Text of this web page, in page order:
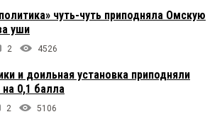
чуть-чуть приподняла Омскую
уши
2 4526
и доильная установка приподняли
0,1 балла
2 5106